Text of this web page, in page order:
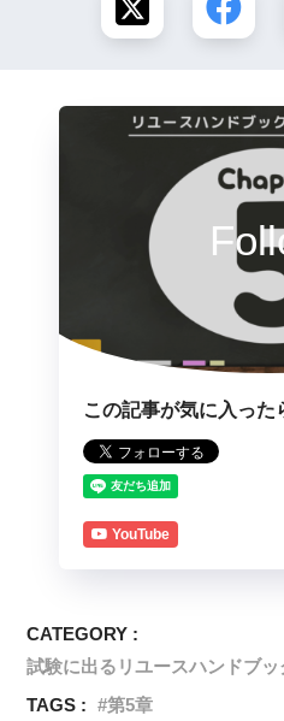
この記事が気に入った
YouTube
CATEGORY :
試験に出るリユースハンドブッ
TAGS :
第5章